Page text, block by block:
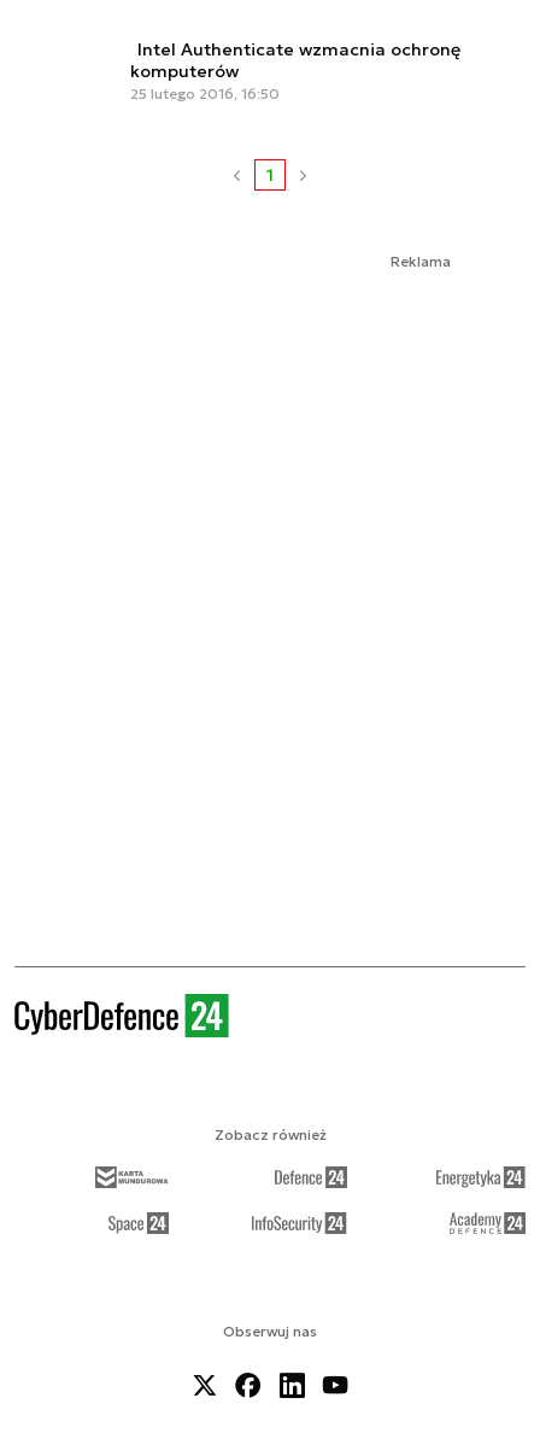
Intel Authenticate wzmacnia ochronę
komputerów
25 lutego 2016, 16:50
1
Reklama
Obserwuj nas
Zobacz również